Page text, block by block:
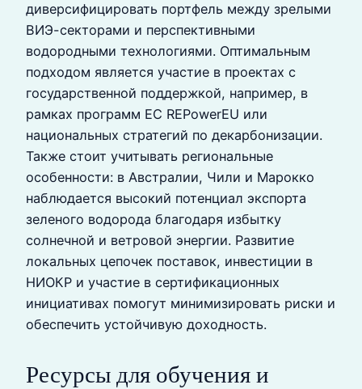
диверсифицировать портфель между зрелыми
ВИЭ-секторами и перспективными
водородными технологиями. Оптимальным
подходом является участие в проектах с
государственной поддержкой, например, в
рамках программ ЕС REPowerEU или
национальных стратегий по декарбонизации.
Также стоит учитывать региональные
особенности: в Австралии, Чили и Марокко
наблюдается высокий потенциал экспорта
зеленого водорода благодаря избытку
солнечной и ветровой энергии. Развитие
локальных цепочек поставок, инвестиции в
НИОКР и участие в сертификационных
инициативах помогут минимизировать риски и
обеспечить устойчивую доходность.
Ресурсы для обучения и